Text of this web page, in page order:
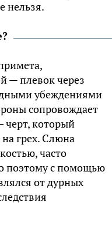
нельзя.
— плевок через
убеждениями
сопровождает
черт, который
грех. Слюна
часто
поэтому с помощью
от дурных